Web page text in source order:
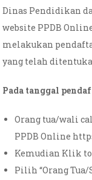
Dinas Pendidikan
website PPDB
melakukan
yang telah
Pada tanggal
Orang tua/wali
PPDB Online
Kemudian Klik
Pilih “Orang Tua/